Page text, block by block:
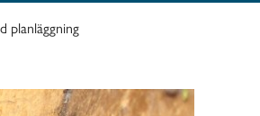
planläggning